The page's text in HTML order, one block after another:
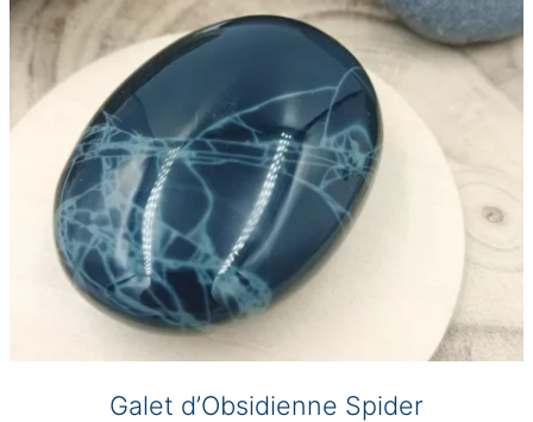
choisies
sur
Galet d’Obsidienne Spider